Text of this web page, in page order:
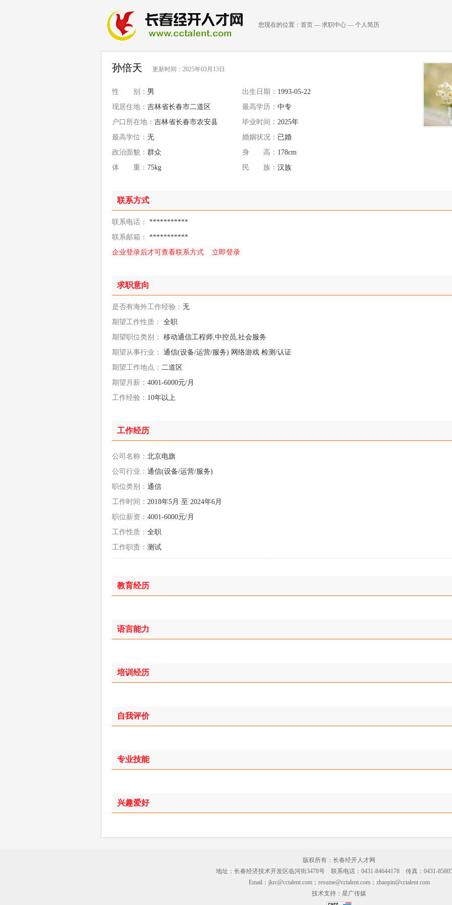
您现在的位置： 首页 — 求职中心 — 个人简历
孙倍天 更新时间：2025年03月13日
性 别： 男 出生日期： 1993-05-22
现居住地： 吉林省长春市二道区 最高学历： 中专
户口所在地： 吉林省长春市农安县 毕业时间： 2025年
最高学位： 无 婚姻状况： 已婚
政治面貌： 群众 身 高： 178cm
体 重： 75kg 民 族： 汉族
联系方式
联系电话：
***********
联系邮箱：
***********
企业登录后才可查看联系方式 立即登录
求职意向
是否有海外工作经验： 无
期望工作性质：
全职
期望职位类别：
移动通信工程师,中控员,社会服务
期望从事行业：
通信(设备/运营/服务) 网络游戏 检测/认证
期望工作地点： 二道区
期望月薪： 4001-6000元/月
工作经验： 10年以上
工作经历
公司名称： 北京电旗
公司行业： 通信(设备/运营/服务)
职位类别： 通信
工作时间： 2018年5月 至 2024年6月
职位薪资： 4001-6000元/月
工作性质： 全职
工作职责： 测试
教育经历
语言能力
培训经历
自我评价
专业技能
兴趣爱好
版权所有：长春经开人才网
地址：长春经济技术开发区临河街3478号 联系电话：0431-84644178 传真：0431-
Email：jkrc@cctalent.com；resume@cctalent.com；zhaopin@cctalent.com
技术支持： 星广传媒